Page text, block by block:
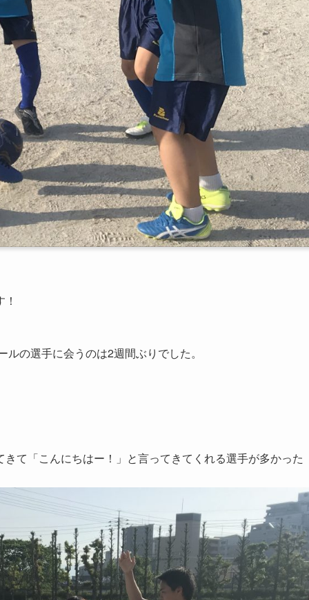
の選手に会うのは2週間ぶりでした。
て「こんにちはー！」と言ってきてくれる選手が多かった